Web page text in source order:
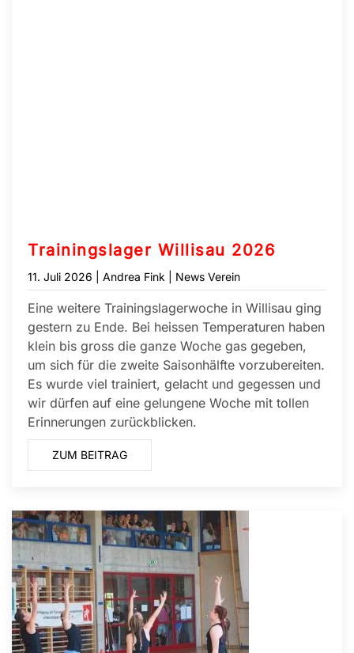
Trainingslager Willisau 2026
11. Juli 2026 | Andrea Fink | News Verein
Eine weitere Trainingslagerwoche in Willisau ging
gestern zu Ende. Bei heissen Temperaturen haben
klein bis gross die ganze Woche gas gegeben,
um sich für die zweite Saisonhälfte vorzubereiten.
Es wurde viel trainiert, gelacht und gegessen und
wir dürfen auf eine gelungene Woche mit tollen
Erinnerungen zurückblicken.
ZUM BEITRAG